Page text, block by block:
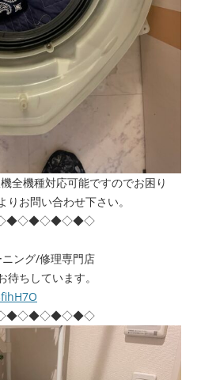
全機種対応可能ですのでお困り
お問い合わせ下さい。
ング/修理専門店
ちしています。